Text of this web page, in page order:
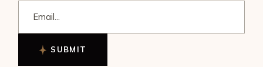
SUBMIT